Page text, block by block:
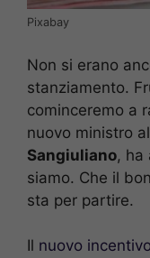
Pixabay
Non si erano
stanziamento.
cominceremo a
nuovo ministro
Sangiuliano, ha
siamo. Che il
sta per partire.
Il nuovo